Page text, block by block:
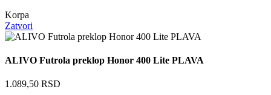
Korpa
Zatvori
ALIVO Futrola preklop Honor 400 Lite PLAVA
1.089,50 RSD